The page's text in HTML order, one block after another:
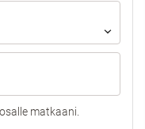
matkaani.